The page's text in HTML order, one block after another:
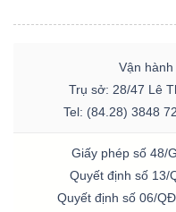
Vận hành
Trụ sở: 28/47 Lê
Tel: (84.28) 3848
Giấy phép số 48/
Quyết định số 13/
Quyết định số 06/